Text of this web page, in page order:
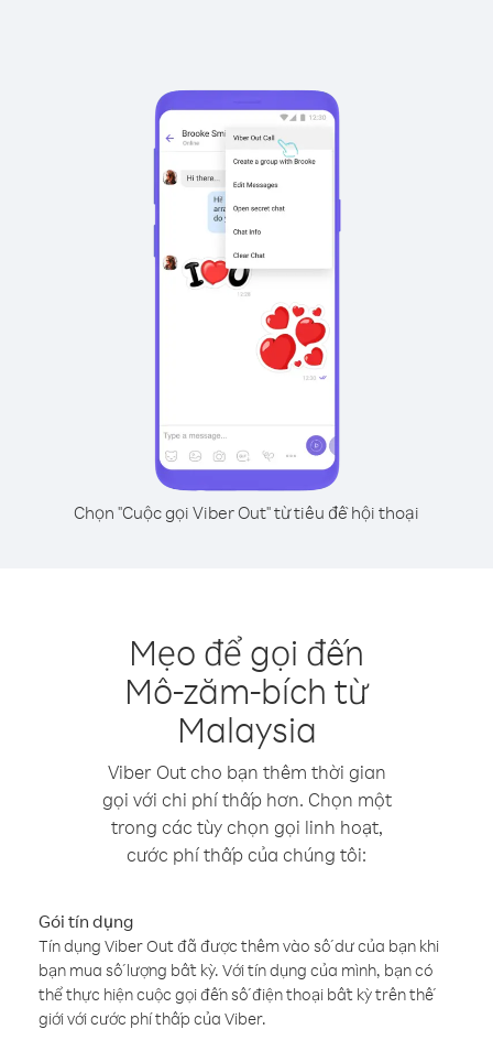
Chọn "Cuộc gọi Viber Out" từ tiêu đề hội thoại
Mẹo để gọi đến
Mô-zăm-bích từ
Malaysia
Viber Out cho bạn thêm thời gian
gọi với chi phí thấp hơn. Chọn một
trong các tùy chọn gọi linh hoạt,
cước phí thấp của chúng tôi:
Gói tín dụng
Tín dụng Viber Out đã được thêm vào số dư của bạn khi
bạn mua số lượng bất kỳ. Với tín dụng của mình, bạn có
thể thực hiện cuộc gọi đến số điện thoại bất kỳ trên thế
giới với cước phí thấp của Viber.